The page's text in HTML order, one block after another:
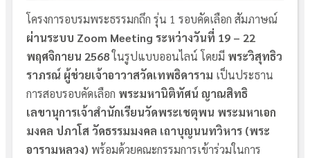
โครงการอบรมพระธรรมกถึก รุ่น 1 รอบคัดเลือก สัมภาษณ์
ผ่านระบบ Zoom Meeting ระหว่างวันที่ 19 – 22
พฤศจิกายน 2568ในรูปแบบออนไลน์ โดยมี พระวิสุทธิว
ราภรณ์ ผู้ช่วยเจ้าอาวาสวัดเทพธิดาราม เป็นประธาน
การสอบรอบคัดเลือก พระมหานิติทัศน์ ญาณสิทธิ
เลขานุการเจ้าสำนักเรียนวัดพระเชตุพน พระมหาเอก
มงคล ปภาโส วัดธรรมมงคล เถาบุญนนทวิหาร (พระ
อารามหลวง) พร้อมด้วยคณะกรรมการเข้าร่วมในการ